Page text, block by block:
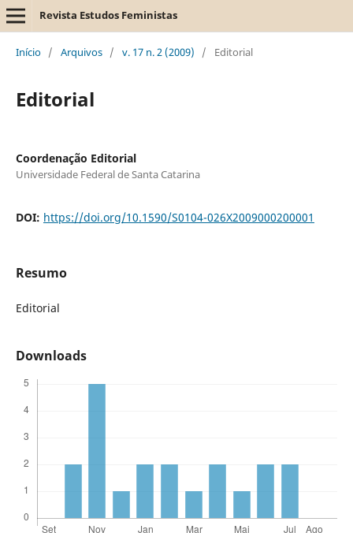
Revista Estudos Feministas
Início / Arquivos / v. 17 n. 2 (2009) / Editorial
Editorial
Coordenação Editorial
Universidade Federal de Santa Catarina
DOI: https://doi.org/10.1590/S0104-026X2009000200001
Resumo
Editorial
Downloads